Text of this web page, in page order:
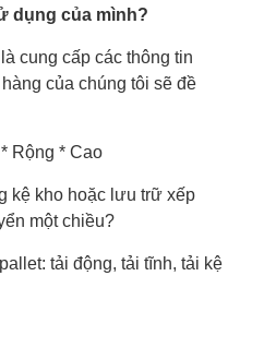
dụng của mình?
cung cấp các thông tin
của chúng tôi sẽ đề
Rộng * Cao
kệ kho hoặc lưu trữ xếp
một chiều?
tải động, tải tĩnh, tải kệ